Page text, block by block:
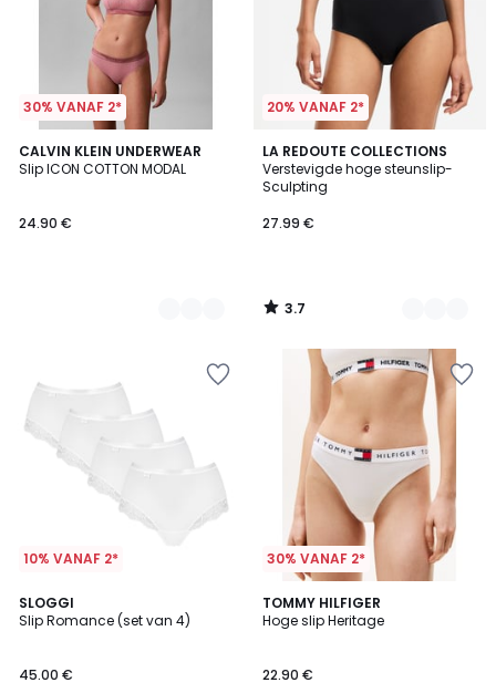
30% VANAF 2*
CALVIN KLEIN UNDERWEAR
Slip ICON COTTON MODAL
24.90 €
2
Kleuren
20% VANAF 2*
LA REDOUTE COLLECTIONS
Verstevigde hoge steunslip-
Sculpting
27.99 €
3.7
/ 5
2
Kleuren
3.7
/
10% VANAF 2*
SLOGGI
Slip Romance (set van 4)
45.00 €
4.6
/ 5
2
Kleuren
30% VANAF 2*
TOMMY HILFIGER
Hoge slip Heritage
22.90 €
5
/
3
Kleuren